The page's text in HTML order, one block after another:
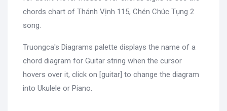
chords chart of Thánh Vịnh 115, Chén Chúc Tụng 2
song.
Truongca's Diagrams palette displays the name of a
chord diagram for Guitar string when the cursor
hovers over it, click on [guitar] to change the diagram
into Ukulele or Piano.